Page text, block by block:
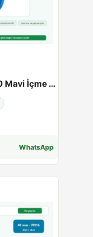
KALDE PE100 Mavi İçme Suyu Kangal Boru | 20 - 63 mm | PN10 - PN16 - 32 / 16Atü
WhatsApp